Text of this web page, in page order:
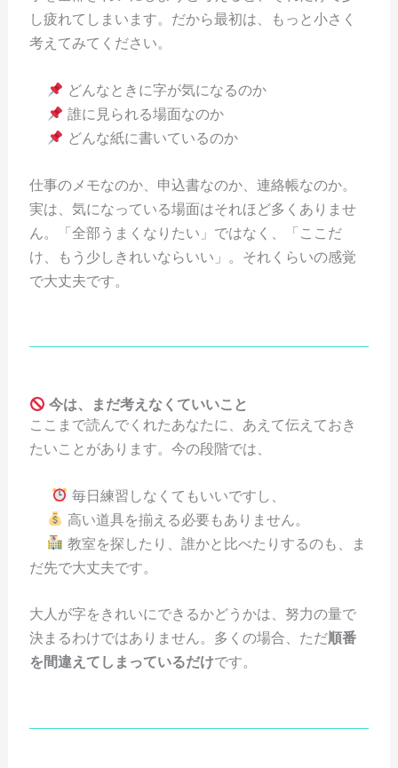
し疲れてしまいます。だから最初は、もっと小さく
考えてみてください。
どんなときに字が気になるのか
誰に見られる場面なのか
どんな紙に書いているのか
仕事のメモなのか、申込書なのか、連絡帳なのか。
実は、気になっている場面はそれほど多くありませ
ん。「全部うまくなりたい」ではなく、「ここだ
け、もう少しきれいならいい」。それくらいの感覚
で大丈夫です。
今は、まだ考えなくていいこと
ここまで読んでくれたあなたに、あえて伝えておき
たいことがあります。今の段階では、
毎日練習しなくてもいいですし、
高い道具を揃える必要もありません。
教室を探したり、誰かと比べたりするのも、ま
だ先で大丈夫です。
大人が字をきれいにできるかどうかは、努力の量で
決まるわけではありません。多くの場合、ただ順番
を間違えてしまっているだけです。